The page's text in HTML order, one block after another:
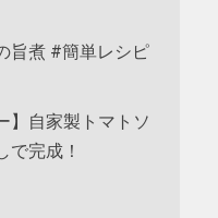
旨煮 #簡単レシピ
】自家製トマトソ
で完成！